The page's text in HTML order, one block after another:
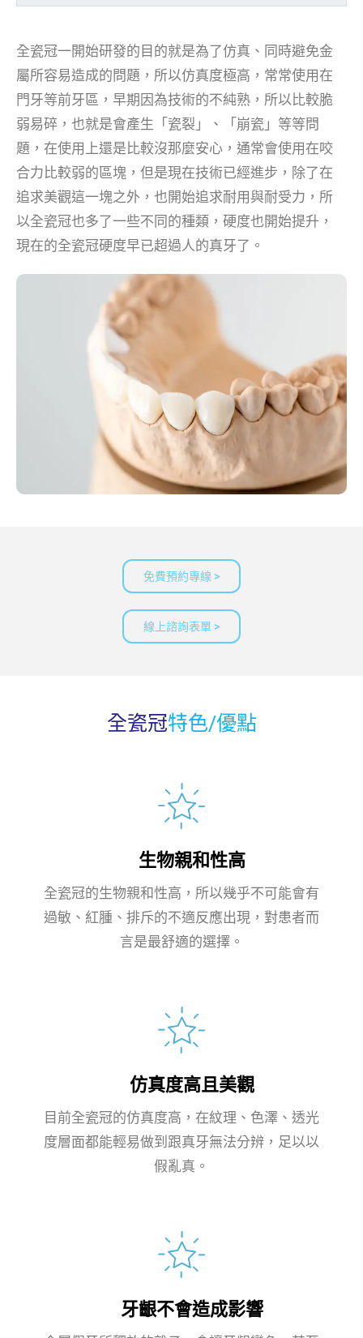
全瓷冠一開始研發的目的就是為了仿真、同時避免金
屬所容易造成的問題，所以仿真度極高，常常使用在
門牙等前牙區，早期因為技術的不純熟，所以比較脆
弱易碎，也就是會產生「瓷裂」、「崩瓷」等等問
題，在使用上還是比較沒那麼安心，通常會使用在咬
合力比較弱的區塊，但是現在技術已經進步，除了在
追求美觀這一塊之外，也開始追求耐用與耐受力，所
以全瓷冠也多了一些不同的種類，硬度也開始提升，
現在的全瓷冠硬度早已超過人的真牙了。
免費預約專線 >
線上諮詢表單 >
全瓷冠特色/優點
生物親和性高
全瓷冠的生物親和性高，所以幾乎不可能會有
過敏、紅腫、排斥的不適反應出現，對患者而
言是最舒適的選擇。
仿真度高且美觀
目前全瓷冠的仿真度高，在紋理、色澤、透光
度層面都能輕易做到跟真牙無法分辨，足以以
假亂真。
牙齦不會造成影響